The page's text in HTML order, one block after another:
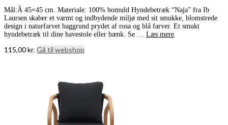
Mål:Â 45×45 cm. Materiale: 100% bomuld Hyndebetræk “Naja” fra Ib
Laursen skaber et varmt og indbydende miljø med sit smukke, blomstrede
design i naturfarvet baggrund prydet af rosa og blå farver. Et smukt
hyndebetræk til dine havestole eller bænk. Se … Læs mere
115,00kr. Gå til webshop